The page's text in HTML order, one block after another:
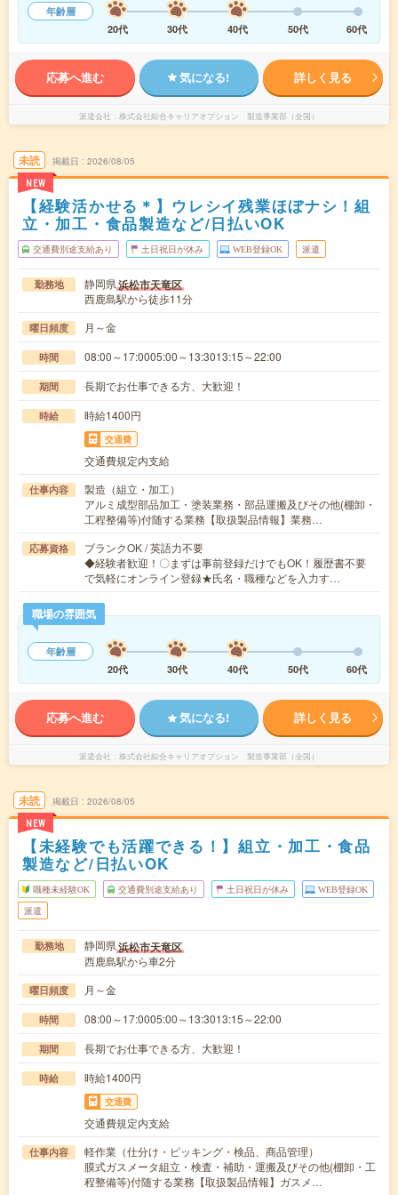
年齢層
20代
30代 40代 50代 60代
応募へ進む 気になる! 詳しく見る
派遣会社 株式会社綜合キャリアオプション 製造事業部（全国）
未読
NEW
掲載日 2026/08/05
【経験活かせる＊】ウレシイ残業ほぼナシ！組
立・加工・食品製造など/日払いOK
交通費別途支給あり 土日祝日が休み WEB登録OK 派遣
勤務地 静岡県浜松市天竜区
西鹿島駅から徒歩11分
曜日頻度 月～金
時間 08:00～17:0005:00～13:3013:15～22:00
期間 長期でお仕事できる方、大歓迎！
時給 時給1400円
交通費
交通費規定内支給
仕事内容
製造（組立・加工）
アルミ成型部品加工・塗装業務・部品運搬及びその他(棚卸・
工程整備等)付随する業務【取扱製品情報】業務…
応募資格
ブランクOK / 英語力不要
◆経験者歓迎！〇まずは事前登録だけでもOK！履歴書不要
で気軽にオンライン登録★氏名・職種などを入力す…
職場の雰囲気
年齢層
20代
30代 40代 50代 60代
応募へ進む 気になる! 詳しく見る
派遣会社 株式会社綜合キャリアオプション 製造事業部（全国）
未読
NEW
掲載日 2026/08/05
【未経験でも活躍できる！】組立・加工・食品
製造など/日払いOK
職種未経験OK 交通費別途支給あり 土日祝日が休み WEB登録OK
派遣
勤務地 静岡県浜松市天竜区
西鹿島駅から車2分
曜日頻度 月～金
時間 08:00～17:0005:00～13:3013:15～22:00
期間 長期でお仕事できる方、大歓迎！
時給 時給1400円
交通費
交通費規定内支給
仕事内容
軽作業（仕分け・ピッキング・検品、商品管理）
膜式ガスメータ組立・検査・補助・運搬及びその他(棚卸・工
程整備等)付随する業務【取扱製品情報】ガスメ…